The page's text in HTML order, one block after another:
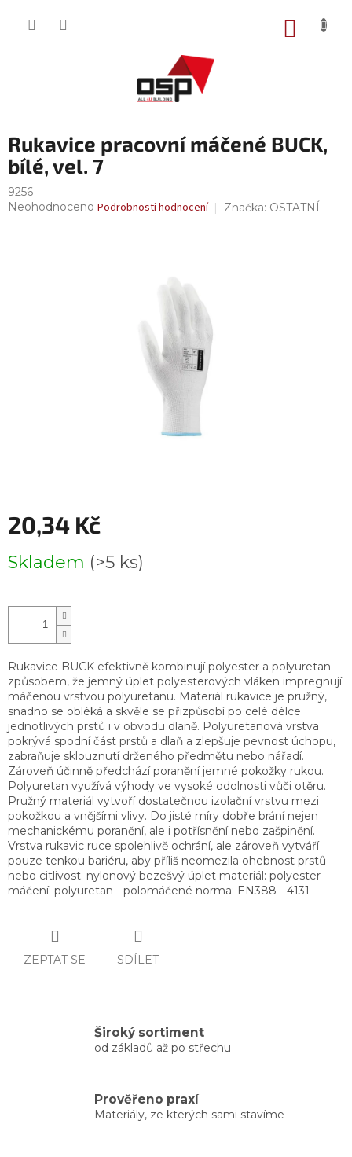
Rukavice pracovní máčené BUCK,
bílé, vel. 7
9256
Průměrné
Neohodnoceno Podrobnosti hodnocení Značka: OSTATNÍ
20,34 Kč
cena:
Skladem (>5 ks)
Rukavice BUCK efektivně kombinují polyester a polyuretan
způsobem, že jemný úplet polyesterových vláken impregnují
máčenou vrstvou polyuretanu. Materiál rukavice je pružný,
snadno se obléká a skvěle se přizpůsobí po celé délce
jednotlivých prstů i v obvodu dlaně. Polyuretanová vrstva
pokrývá spodní část prstů a dlaň a zlepšuje pevnost úchopu,
zabraňuje sklouznutí drženého předmětu nebo nářadí.
Zároveň účinně předchází poranění jemné pokožky rukou.
Polyuretan využívá výhody ve vysoké odolnosti vůči otěru.
Pružný materiál vytvoří dostatečnou izolační vrstvu mezi
pokožkou a vnějšími vlivy. Do jisté míry dobře brání nejen
mechanickému poranění, ale i potřísnění nebo zašpinění.
Vrstva rukavic ruce spolehlivě ochrání, ale zároveň vytváří
pouze tenkou bariéru, aby příliš neomezila ohebnost prstů
nebo citlivost. nylonový bezešvý úplet materiál: polyester
máčení: polyuretan - polomáčené norma: EN388 - 4131
ZEPTAT SE SDÍLET
Široký sortiment
od základů až po střechu
Prověřeno praxí
Materiály, ze kterých sami stavíme